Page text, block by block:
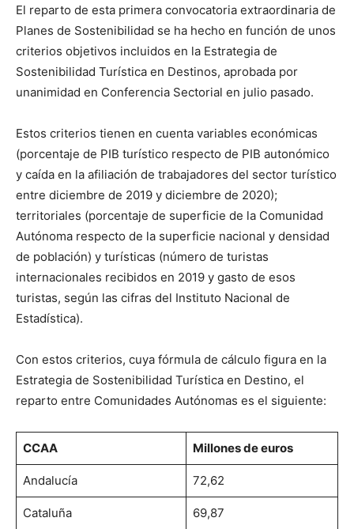
El reparto de esta primera convocatoria extraordinaria de
Planes de Sostenibilidad se ha hecho en función de unos
criterios objetivos incluidos en la Estrategia de
Sostenibilidad Turística en Destinos, aprobada por
unanimidad en Conferencia Sectorial en julio pasado.
Estos criterios tienen en cuenta variables económicas
(porcentaje de PIB turístico respecto de PIB autonómico
y caída en la afiliación de trabajadores del sector turístico
entre diciembre de 2019 y diciembre de 2020);
territoriales (porcentaje de superficie de la Comunidad
Autónoma respecto de la superficie nacional y densidad
de población) y turísticas (número de turistas
internacionales recibidos en 2019 y gasto de esos
turistas, según las cifras del Instituto Nacional de
Estadística).
Con estos criterios, cuya fórmula de cálculo figura en la
Estrategia de Sostenibilidad Turística en Destino, el
reparto entre Comunidades Autónomas es el siguiente:
CCAA Millones de euros
Andalucía 72,62
Cataluña 69,87